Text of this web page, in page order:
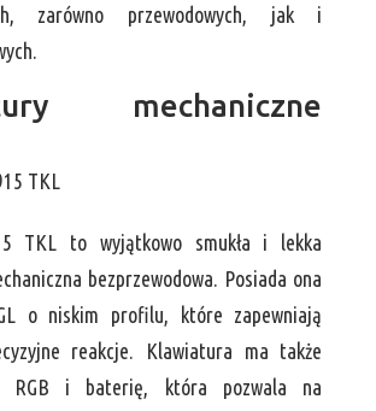
zarówno przewodowych, jak i
mechaniczne
TKL
TKL to wyjątkowo smukła i lekka
bezprzewodowa. Posiada ona
o niskim profilu, które zapewniają
reakcje. Klawiatura ma także
RGB i baterię, która pozwala na